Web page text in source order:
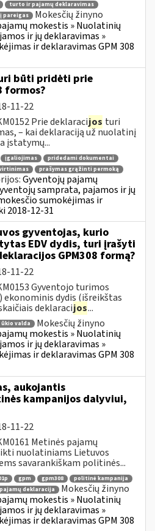
turto ir pajamų deklaravimas
pareigas
Mokesčių žinyno
mokestis » Nuolatinių
ir jų deklaravimas »
ir deklaravimas GPM 308
būti pridėti prie
formos?
11-22
Prie deklaracijos turi
– kai deklaraciją už nuolatinį
įstatymų...
įgaliojimas
pridedami dokumentai
prašymas grąžinti permoką
Gyventojų pajamų
samprata, pajamos ir jų
sumokėjimas ir
2018-12-31
gyventojas, kurio
EDV dydis, turi įrašyti
GPM308 formą?
11-22
Gyventojo turimos
ekonominis dydis (išreikštas
deklaracijos...
ūkio valda
Mokesčių žinyno
mokestis » Nuolatinių
ir jų deklaravimas »
ir deklaravimas GPM 308
aukojantis
kampanijos dalyviui,
11-22
Metinės pajamų
nuolatiniams Lietuvos
savarankiškam politinės...
gpm gpm308
politinė kampanija
deklaracija
Mokesčių žinyno
mokestis » Nuolatinių
ir jų deklaravimas »
ir deklaravimas GPM 308